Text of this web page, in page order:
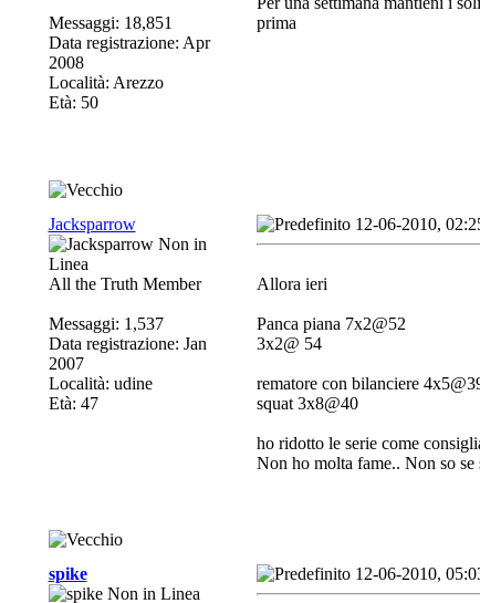
Messaggi: 18,851
Data registrazione: Apr
2008
Località: Arezzo
Età: 50
prima
Jacksparrow
All the Truth Member
Messaggi: 1,537
Data registrazione: Jan
2007
Località: udine
Età: 47
12-06-2010,
Allora ieri
Panca piana 7x2@52
3x2@ 54
rematore con bilanciere
squat 3x8@40
ho ridotto le serie come
Non ho molta fame.. Non so
spike
12-06-2010,